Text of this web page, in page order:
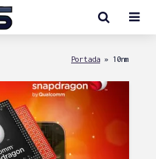
Portada » 10nm